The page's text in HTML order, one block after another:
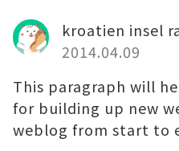
kroatien insel
2014.04.09
This paragraph will
for building up new
weblog from start to